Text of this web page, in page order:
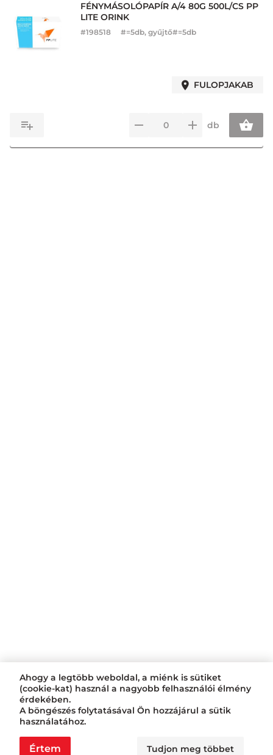
FÉNYMÁSOLÓPAPÍR A/4 80G 500L/CS PP
LITE ORINK
#198518 #=5db, gyűjtő#=5db
FULOPJAKAB
db
Ahogy a legtöbb weboldal, a miénk is sütiket
(cookie-kat) használ a nagyobb felhasználói élmény
érdekében.
A böngészés folytatásával Ön hozzájárul a sütik
használatához.
Értem Tudjon meg többet